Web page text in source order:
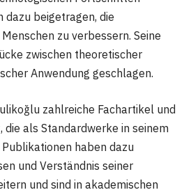
dazu beigetragen, die
zu verbessern. Seine
zwischen theoretischer
Anwendung geschlagen.
zahlreiche Fachartikel und
als Standardwerke in seinem
haben dazu
und Verständnis seiner
und sind in akademischen